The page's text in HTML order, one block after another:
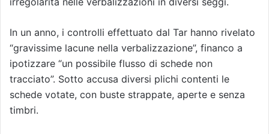
In un anno, i controlli effettuato dal Tar hanno rivelato
“gravissime lacune nella verbalizzazione”, financo a
ipotizzare “un possibile flusso di schede non
tracciato”. Sotto accusa diversi plichi contenti le
schede votate, con buste strappate, aperte e senza
timbri.